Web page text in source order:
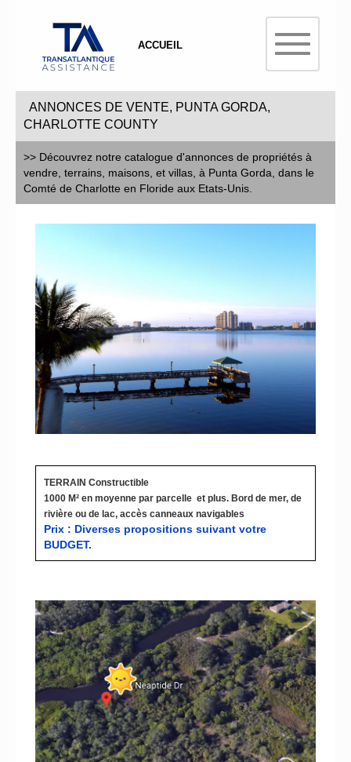
ACCUEIL
ANNONCES DE VENTE, PUNTA GORDA,
CHARLOTTE COUNTY
>> Découvrez notre catalogue d'annonces de propriétés à
vendre, terrains, maisons, et villas, à Punta Gorda, dans le
Comté de Charlotte en Floride aux Etats-Unis.
TERRAIN Constructible
1000 M² en moyenne par parcelle et plus. Bord de mer, de
rivière ou de lac, accès canneaux navigables
Prix : Diverses propositions suivant votre
BUDGET.